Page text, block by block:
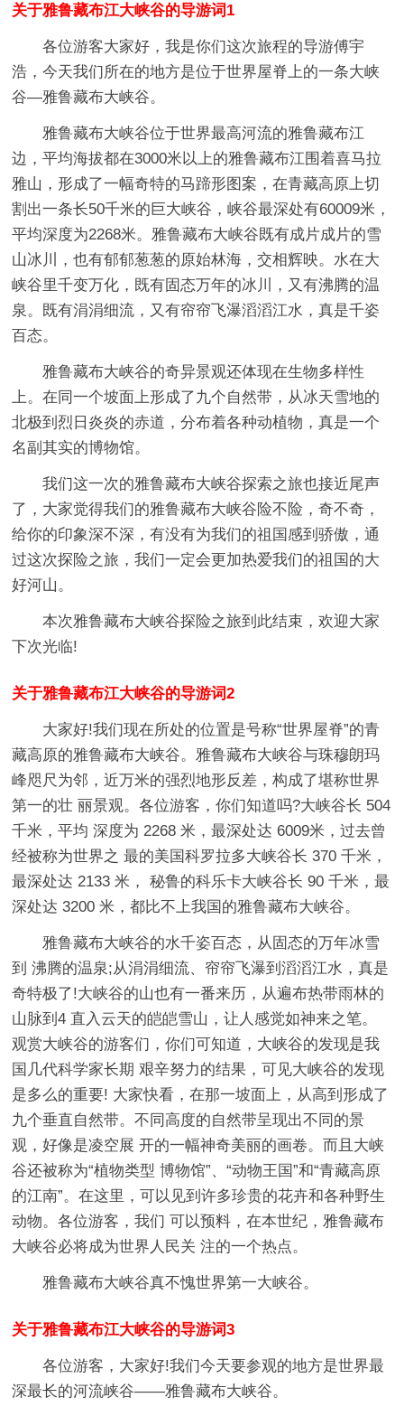
关于雅鲁藏布江大峡谷的导游词1
各位游客大家好，我是你们这次旅程的导游傅宇
浩，今天我们所在的地方是位于世界屋脊上的一条大峡
谷—雅鲁藏布大峡谷。
雅鲁藏布大峡谷位于世界最高河流的雅鲁藏布江
边，平均海拔都在3000米以上的雅鲁藏布江围着喜马拉
雅山，形成了一幅奇特的马蹄形图案，在青藏高原上切
割出一条长50千米的巨大峡谷，峡谷最深处有60009米，
平均深度为2268米。雅鲁藏布大峡谷既有成片成片的雪
山冰川，也有郁郁葱葱的原始林海，交相辉映。水在大
峡谷里千变万化，既有固态万年的冰川，又有沸腾的温
泉。既有涓涓细流，又有帘帘飞瀑滔滔江水，真是千姿
百态。
雅鲁藏布大峡谷的奇异景观还体现在生物多样性
上。在同一个坡面上形成了九个自然带，从冰天雪地的
北极到烈日炎炎的赤道，分布着各种动植物，真是一个
名副其实的博物馆。
我们这一次的雅鲁藏布大峡谷探索之旅也接近尾声
了，大家觉得我们的雅鲁藏布大峡谷险不险，奇不奇，
给你的印象深不深，有没有为我们的祖国感到骄傲，通
过这次探险之旅，我们一定会更加热爱我们的祖国的大
好河山。
本次雅鲁藏布大峡谷探险之旅到此结束，欢迎大家
下次光临!
关于雅鲁藏布江大峡谷的导游词2
大家好!我们现在所处的位置是号称“世界屋脊”的青
藏高原的雅鲁藏布大峡谷。雅鲁藏布大峡谷与珠穆朗玛
峰咫尺为邻，近万米的强烈地形反差，构成了堪称世界
第一的壮 丽景观。各位游客，你们知道吗?大峡谷长 504
千米，平均 深度为 2268 米，最深处达 6009米，过去曾
经被称为世界之 最的美国科罗拉多大峡谷长 370 千米，
最深处达 2133 米， 秘鲁的科乐卡大峡谷长 90 千米，最
深处达 3200 米，都比不上我国的雅鲁藏布大峡谷。
雅鲁藏布大峡谷的水千姿百态，从固态的万年冰雪
到 沸腾的温泉;从涓涓细流、帘帘飞瀑到滔滔江水，真是
奇特极了!大峡谷的山也有一番来历，从遍布热带雨林的
山脉到4 直入云天的皑皑雪山，让人感觉如神来之笔。
观赏大峡谷的游客们，你们可知道，大峡谷的发现是我
国几代科学家长期 艰辛努力的结果，可见大峡谷的发现
是多么的重要! 大家快看，在那一坡面上，从高到形成了
九个垂直自然带。不同高度的自然带呈现出不同的景
观，好像是凌空展 开的一幅神奇美丽的画卷。而且大峡
谷还被称为“植物类型 博物馆”、“动物王国”和“青藏高原
的江南”。在这里，可以见到许多珍贵的花卉和各种野生
动物。各位游客，我们 可以预料，在本世纪，雅鲁藏布
大峡谷必将成为世界人民关 注的一个热点。
雅鲁藏布大峡谷真不愧世界第一大峡谷。
关于雅鲁藏布江大峡谷的导游词3
各位游客，大家好!我们今天要参观的地方是世界最
深最长的河流峡谷——雅鲁藏布大峡谷。